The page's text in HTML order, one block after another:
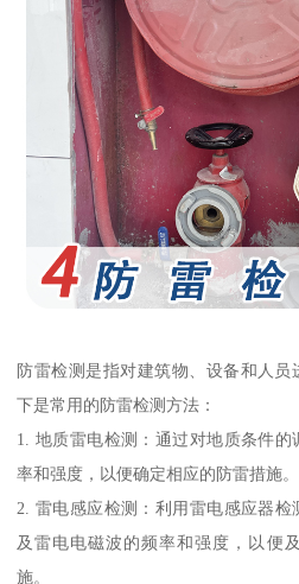
防雷检测是指对建筑物、设备和人
下是常用的防雷检测方法：
1. 地质雷电检测：通过对地质条件
率和强度，以便确定相应的防雷措施。
2. 雷电感应检测：利用雷电感应器
及雷电电磁波的频率和强度，以便
施。